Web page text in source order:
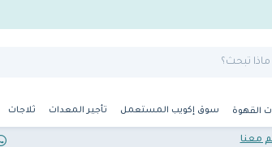
القهوة سوق إكويب المستعمل تأجير المعدات ثلاجات
معنا